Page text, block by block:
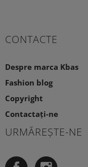
CONTACTE
Despre marca Kbas
Fashion blog
Copyright
Contactați-ne
URMĂREȘTE-NE